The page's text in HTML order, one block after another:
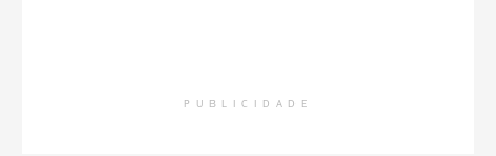
PUBLICIDADE